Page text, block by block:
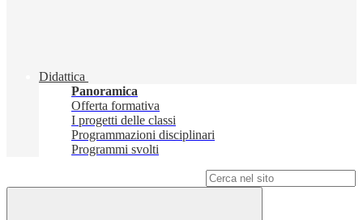
Didattica
Panoramica
Offerta formativa
I progetti delle classi
Programmazioni disciplinari
Programmi svolti